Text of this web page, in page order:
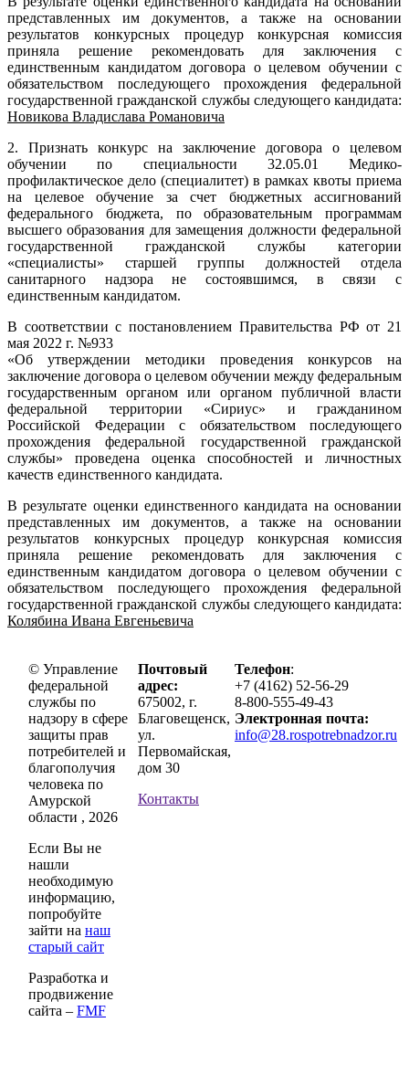
представленных им документов, а также на основании
результатов конкурсных процедур конкурсная комиссия
приняла решение рекомендовать для заключения с
единственным кандидатом договора о целевом обучении с
обязательством последующего прохождения федеральной
государственной гражданской службы следующего кандидата:
Новикова Владислава Романовича
2. Признать конкурс на заключение договора о целевом
обучении по специальности 32.05.01 Медико-
профилактическое дело (специалитет) в рамках квоты приема
на целевое обучение за счет бюджетных ассигнований
федерального бюджета, по образовательным программам
высшего образования для замещения должности федеральной
государственной гражданской службы категории
«специалисты» старшей группы должностей отдела
санитарного надзора не состоявшимся, в связи с
единственным кандидатом.
В соответствии с постановлением Правительства РФ от 21
мая 2022 г. №933
«Об утверждении методики проведения конкурсов на
заключение договора о целевом обучении между федеральным
государственным органом или органом публичной власти
федеральной территории «Сириус» и гражданином
Российской Федерации с обязательством последующего
прохождения федеральной государственной гражданской
службы» проведена оценка способностей и личностных
качеств единственного кандидата.
В результате оценки единственного кандидата на основании
представленных им документов, а также на основании
результатов конкурсных процедур конкурсная комиссия
приняла решение рекомендовать для заключения с
единственным кандидатом договора о целевом обучении с
обязательством последующего прохождения федеральной
государственной гражданской службы следующего кандидата:
Колябина Ивана Евгеньевича
© Управление
федеральной
службы по
надзору в сфере
защиты прав
потребителей и
благополучия
человека по
Амурской
области , 2026
Если Вы не
нашли
необходимую
информацию,
попробуйте
зайти на наш
старый сайт
Разработка и
продвижение
сайта – FMF
Почтовый
адрес:
675002, г.
Благовещенск,
ул.
Первомайская,
дом 30
Контакты
Телефон:
+7 (4162) 52-56-29
8-800-555-49-43
Электронная почта:
info@28.rospotrebnadzor.ru